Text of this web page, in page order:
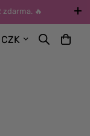
zdarma. 🔥
nebo do Z-
způsobené
CZK